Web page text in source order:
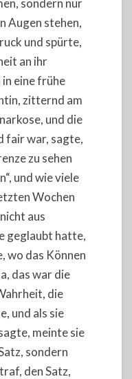
Augen stehen,
und spürte,
an ihr
eine frühe
zitternd am
und die
fair war, sagte,
zu sehen
und wie viele
Wochen
aus
geglaubt hatte,
wo das Können
das war die
die
und als sie
meinte sie
sondern
den Satz,